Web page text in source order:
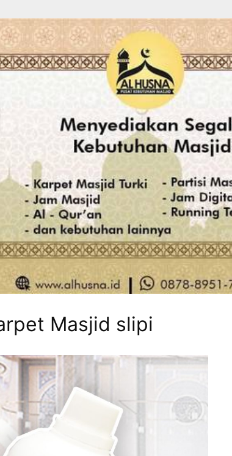
Masjid slipi